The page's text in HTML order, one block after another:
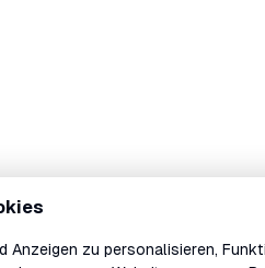
Anzeigen zu personalisieren,